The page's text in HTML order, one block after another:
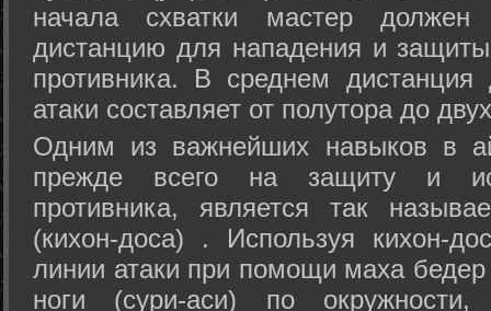
начала схватки мастер должен
дистанцию для нападения и
противника. В среднем
атаки составляет от полутора до
Одним из важнейших навыков в
прежде всего на защиту и
противника, является так
(кихон-доса) . Используя кихон-
линии атаки при помощи маха
ноги (сури-аси) по